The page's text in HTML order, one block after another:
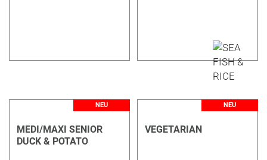
NEU
MEDI/MAXI SENIOR
DUCK & POTATO
NEU
VEGETARIAN